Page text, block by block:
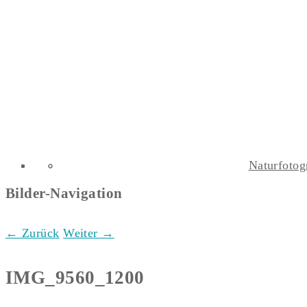
Bilder-Navigation
← Zurück Weiter →
IMG_9560_1200